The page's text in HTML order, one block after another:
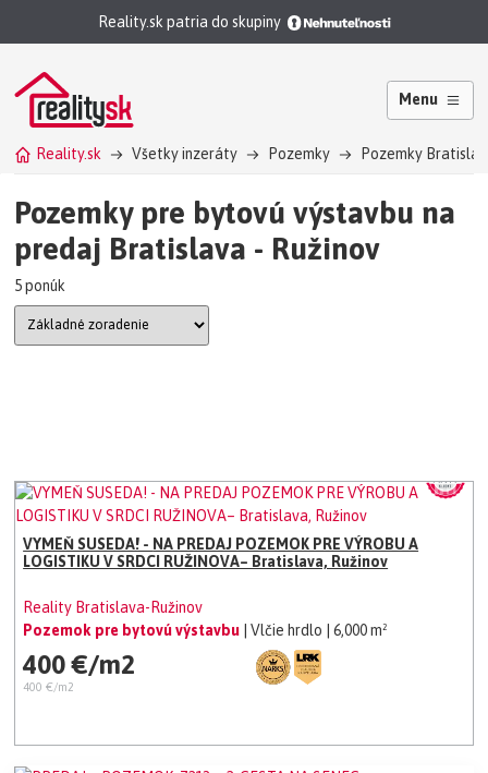
Reality.sk patria do skupiny
Menu
Reality.sk Všetky inzeráty Pozemky Pozemky
Pozemky pre bytovú výstavbu na
predaj Bratislava - Ružinov
5 ponúk
VYMEŇ SUSEDA! - NA PREDAJ POZEMOK PRE VÝROBU A
LOGISTIKU V SRDCI RUŽINOVA– Bratislava, Ružinov
Reality Bratislava-Ružinov
Pozemok pre bytovú výstavbu
| Vlčie hrdlo | 6,000 m²
400 €/m2
400 €/m2